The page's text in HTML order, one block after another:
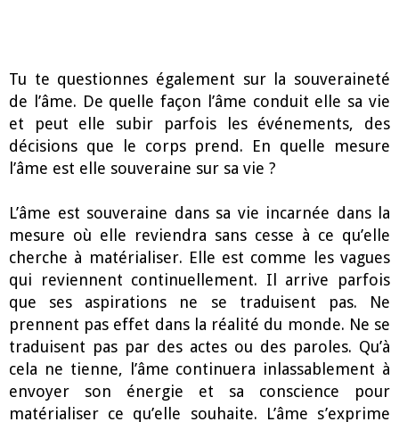
Tu te questionnes également sur la souveraineté
de l’âme. De quelle façon l’âme conduit elle sa vie
et peut elle subir parfois les événements, des
décisions que le corps prend. En quelle mesure
l’âme est elle souveraine sur sa vie ?
L’âme est souveraine dans sa vie incarnée dans la
mesure où elle reviendra sans cesse à ce qu’elle
cherche à matérialiser. Elle est comme les vagues
qui reviennent continuellement. Il arrive parfois
que ses aspirations ne se traduisent pas. Ne
prennent pas effet dans la réalité du monde. Ne se
traduisent pas par des actes ou des paroles. Qu’à
cela ne tienne, l’âme continuera inlassablement à
envoyer son énergie et sa conscience pour
matérialiser ce qu’elle souhaite. L’âme s’exprime